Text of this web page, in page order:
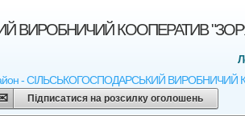
КООПЕРАТИВ "ЗОРЯ".
- СIЛЬСЬКОГОСПОДАРСЬКИЙ ВИРОБНИЧИЙ
Підписатися на розсилку оголошень